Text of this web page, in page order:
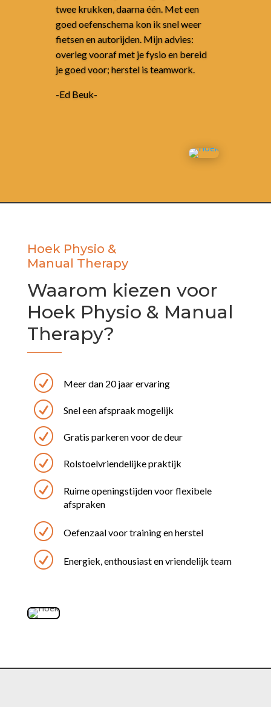
twee krukken, daarna één. Met een
goed oefenschema kon ik snel weer
fietsen en autorijden. Mijn advies:
overleg vooraf met je fysio en bereid
je goed voor; herstel is teamwork.
-Ed Beuk-
Hoek Physio &
Manual Therapy
Waarom kiezen voor
Hoek Physio & Manual
Therapy?
R Meer dan 20 jaar ervaring
R Snel een afspraak mogelijk
R Gratis parkeren voor de deur
R Rolstoelvriendelijke praktijk
R
Ruime openingstijden voor flexibele
afspraken
R Oefenzaal voor training en herstel
R Energiek, enthousiast en vriendelijk team